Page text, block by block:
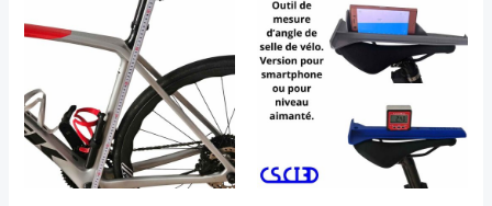
de
prix :
à
140,95€
de
prix :
19,95€
22,95€